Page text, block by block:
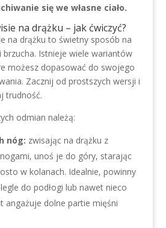
się we własne ciało.
na drążku – jak ćwiczyć?
na drążku to świetny sposób na
Istnieje wiele wariantów
możesz dopasować do swojego
Zacznij od prostszych wersji i
trudność.
odmian należą:
nóg: zwisając na drążku z
unoś je do góry, starając
w kolanach. Idealnie, powinny
do podłogi lub nawet nieco
angażuje dolne partie mięśni